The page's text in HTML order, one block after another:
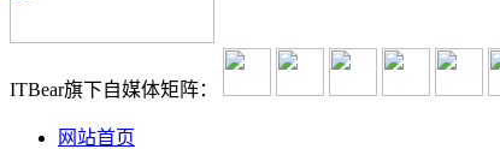
ITBear旗下自媒体矩阵：
网站首页